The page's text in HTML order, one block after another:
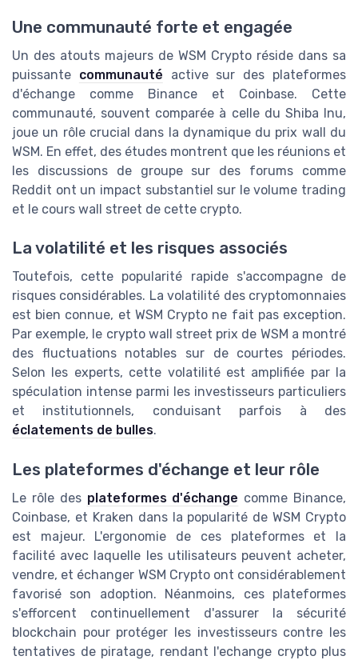
Une communauté forte et engagée
Un des atouts majeurs de WSM Crypto réside dans sa
puissante communauté active sur des plateformes
d'échange comme Binance et Coinbase. Cette
communauté, souvent comparée à celle du Shiba Inu,
joue un rôle crucial dans la dynamique du prix wall du
WSM. En effet, des études montrent que les réunions et
les discussions de groupe sur des forums comme
Reddit ont un impact substantiel sur le volume trading
et le cours wall street de cette crypto.
La volatilité et les risques associés
Toutefois, cette popularité rapide s'accompagne de
risques considérables. La volatilité des cryptomonnaies
est bien connue, et WSM Crypto ne fait pas exception.
Par exemple, le crypto wall street prix de WSM a montré
des fluctuations notables sur de courtes périodes.
Selon les experts, cette volatilité est amplifiée par la
spéculation intense parmi les investisseurs particuliers
et institutionnels, conduisant parfois à des
éclatements de bulles.
Les plateformes d'échange et leur rôle
Le rôle des plateformes d'échange comme Binance,
Coinbase, et Kraken dans la popularité de WSM Crypto
est majeur. L'ergonomie de ces plateformes et la
facilité avec laquelle les utilisateurs peuvent acheter,
vendre, et échanger WSM Crypto ont considérablement
favorisé son adoption. Néanmoins, ces plateformes
s'efforcent continuellement d'assurer la sécurité
blockchain pour protéger les investisseurs contre les
tentatives de piratage, rendant l'echange crypto plus